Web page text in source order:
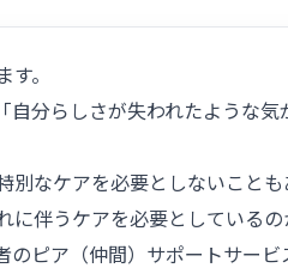
。
分らしさが失われたような
なケアを必要としないことも
に伴うケアを必要としている
ピア（仲間）サポートサー